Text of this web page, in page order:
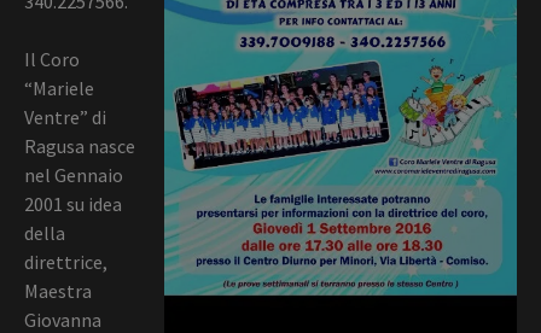
Il Coro
“Mariele
Ventre” di
Ragusa nasce
nel Gennaio
2001 su idea
della
direttrice,
Maestra
Giovanna